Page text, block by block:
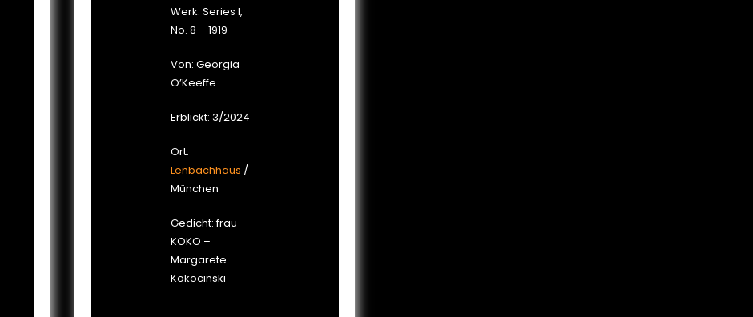
Werk: Series I,
No. 8 – 1919
Von: Georgia
O’Keeffe
Erblickt: 3/2024
Ort:
Lenbachhaus /
München
Gedicht: frau
KOKO –
Margarete
Kokocinski